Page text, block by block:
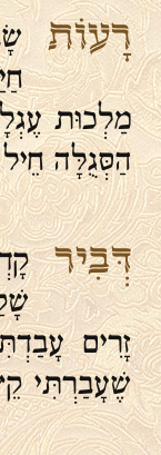
רָעוֹת
מַלְכוּת
הַסְּגֻלָּה
דְּבִיר
זָרִים
שֶׁעָבַרְתִּי